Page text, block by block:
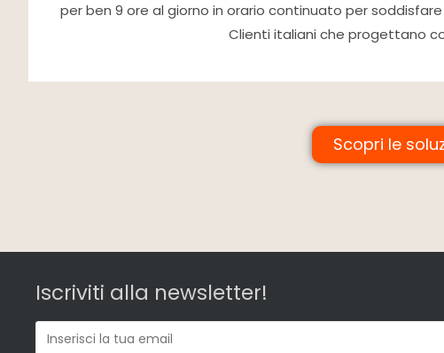
per ben 9 ore al giorno in orario continuato per
Clienti italiani che progettano
Scopri le
Iscriviti alla newsletter!